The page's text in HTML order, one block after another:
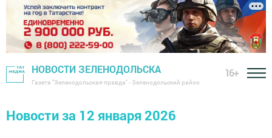
НОВОСТИ ЗЕЛЕНОДОЛЬСКА
Газета "Зеленодольская правда" - Зеленодольский район
16+
Новости за 12 января 2026